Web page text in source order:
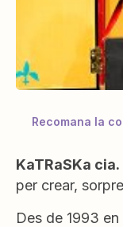
Recomana la
KaTRaSKa cia.
per crear,
Des de 1993 en